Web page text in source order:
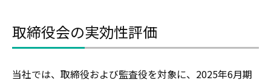
取締役会の実効性評価
当社では、取締役および監査役を対象に、2025年6月期